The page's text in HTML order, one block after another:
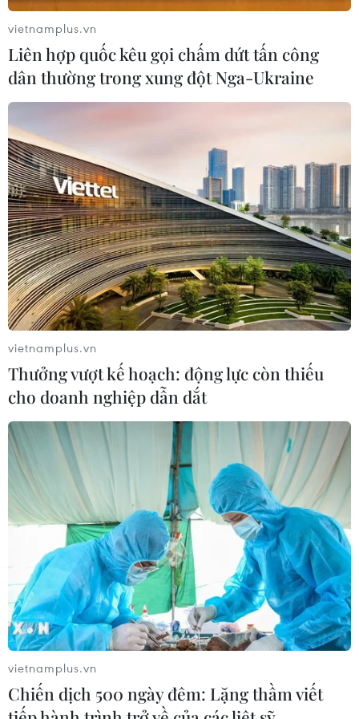
#Lễ kỷ niệm 50 năm Ngày giải phóng miền Nam
#Quan hệ Việt Nam-Cuba
Cuba
Theo dõi VietnamPlus
Quan hệ Việt Nam-Cuba
Giới thiệu Bộ sách Tuyển tập các tác phẩm chọn
lọc của Tổng Tư lệnh Fidel Castro Ruz
Trưng bày tư liệu “Chủ tịch Hồ Chí Minh - Tổng
tư lệnh Fidel Castro: Nghĩa tình son sắt đặc
biệt"
Điện mừng kỷ niệm lần thứ 73 Cuộc tấn công
Pháo đài Moncada của Cuba
Vinh danh nữ anh hùng Melba Hernández, biểu
tượng tình đoàn kết Việt Nam-Cuba
Củng cố, phát triển tình hữu nghị đặc biệt giữa
nhân dân Việt Nam và Cuba
vietnamplus.vn
Liên hợp quốc kêu gọi chấm dứt tấn công
dân thường trong xung đột Nga-Ukraine
vietnamplus.vn
Thưởng vượt kế hoạch: động lực còn thiếu
cho doanh nghiệp dẫn dắt
vietnamplus.vn
Chiến dịch 500 ngày đêm: Lặng thầm viết